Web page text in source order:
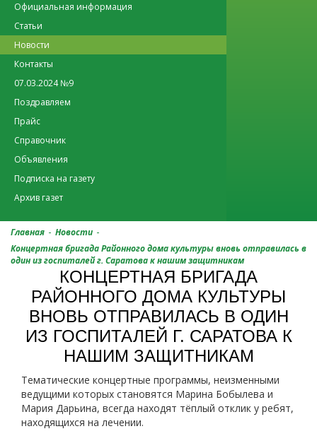
Официальная информация
Статьи
Новости
Контакты
07.03.2024 №9
Поздравляем
Прайс
Справочник
Объявления
Подписка на газету
Архив газет
Главная - Новости -
Концертная бригада Районного дома культуры вновь отправилась в
один из госпиталей г. Саратова к нашим защитникам
КОНЦЕРТНАЯ БРИГАДА
РАЙОННОГО ДОМА КУЛЬТУРЫ
ВНОВЬ ОТПРАВИЛАСЬ В ОДИН
ИЗ ГОСПИТАЛЕЙ Г. САРАТОВА К
НАШИМ ЗАЩИТНИКАМ
Тематические концертные программы, неизменными
ведущими которых становятся Марина Бобылева и
Мария Дарьина, всегда находят тёплый отклик у ребят,
находящихся на лечении.